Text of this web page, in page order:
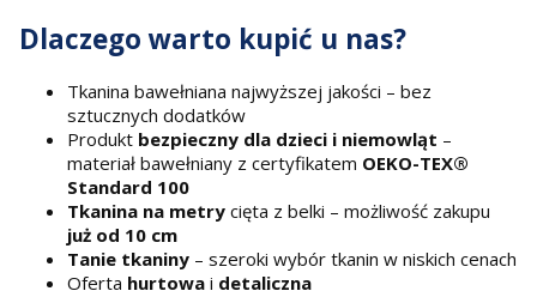
Dlaczego warto kupić u nas?
Tkanina bawełniana najwyższej jakości – bez
sztucznych dodatków
Produkt bezpieczny dla dzieci i niemowląt –
materiał bawełniany z certyfikatem OEKO-TEX®
Standard 100
Tkanina na metry cięta z belki – możliwość zakupu
już od 10 cm
Tanie tkaniny – szeroki wybór tkanin w niskich cenach
Oferta hurtowa i detaliczna